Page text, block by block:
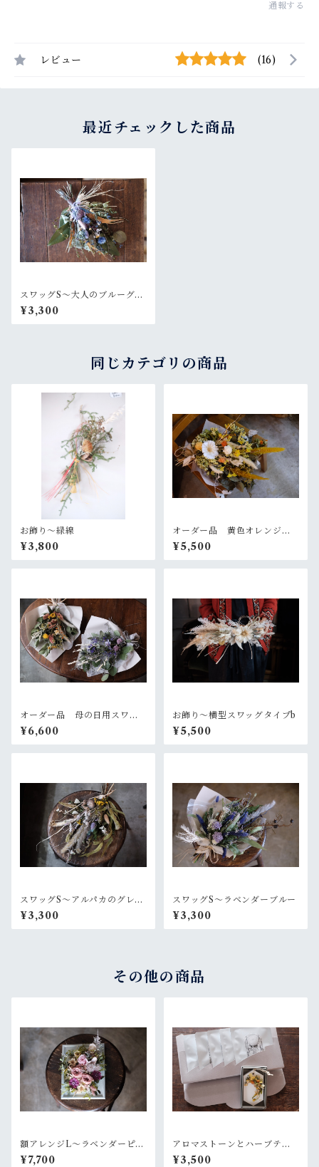
通報する
レビュー (16)
最近チェックした商品
スワッグS〜大人のブルーグリ
ーン
¥3,300
同じカテゴリの商品
お飾り〜緑線
¥3,800
オーダー品 黄色オレンジの
大きめスワッグ
¥5,500
オーダー品 母の日用スワッ
グ2個セット
¥6,600
お飾り〜横型スワッグタイプb
¥5,500
スワッグS〜アルパカのグレー
なセーター
¥3,300
スワッグS〜ラベンダーブルー
¥3,300
その他の商品
額アレンジL〜ラベンダーピン
ク
¥7,700
アロマストーンとハーブティ
ーのギフトセット
¥3,500